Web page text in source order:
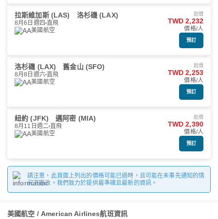
拉斯維加斯 (LAS) 洛杉磯 (LAX)
8月6日週四 直飛
美國航空
起價
TWD 2,232
價格/人
預訂
洛杉磯 (LAX) 舊金山 (SFO)
8月8日週六 直飛
美國航空
起價
TWD 2,253
價格/人
預訂
紐約 (JFK) 邁阿密 (MIA)
8月11日週二 直飛
美國航空
起價
TWD 2,390
價格/人
預訂
請注意，此頁面上列出的價格可能已過時，且可能在未事先通知的情
況下更改。我們致力於提供最準確且最新的資訊。
美國航空 / American Airlines航班資訊